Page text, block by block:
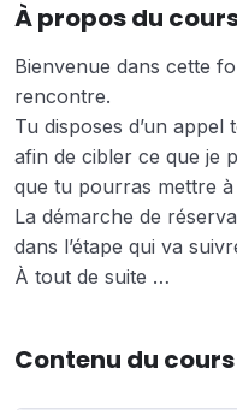
À propos du
Bienvenue dans cette
rencontre.
Tu disposes d’un
afin de cibler ce que je
que tu pourras mettre à
La démarche de
dans l’étape qui va
À tout de suite …
Contenu du cours